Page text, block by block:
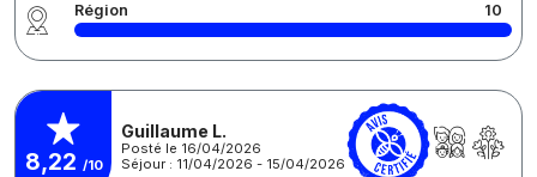
Région 10
8,22 /10
Guillaume L.
Posté le 16/04/2026
Séjour : 11/04/2026 - 15/04/2026